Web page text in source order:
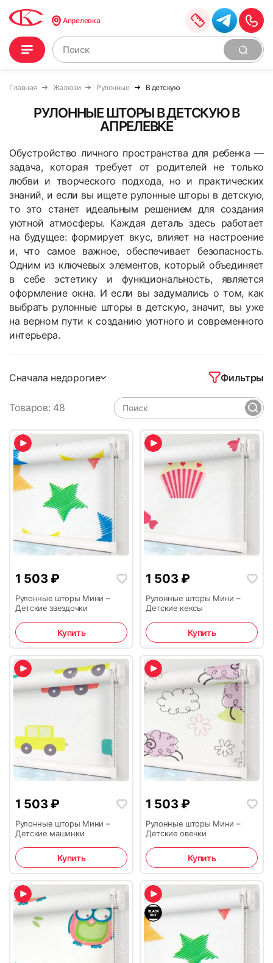
Апрелевка
Главная Жалюзи Рулонные В детскую
РУЛОННЫЕ ШТОРЫ В ДЕТСКУЮ В
АПРЕЛЕВКЕ
Обустройство личного пространства для ребенка —
задача, которая требует от родителей не только
любви и творческого подхода, но и практических
знаний, и если вы ищете рулонные шторы в детскую,
то это станет идеальным решением для создания
уютной атмосферы. Каждая деталь здесь работает
на будущее: формирует вкус, влияет на настроение
и, что самое важное, обеспечивает безопасность.
Одним из ключевых элементов, который объединяет
в себе эстетику и функциональность, является
оформление окна. И если вы задумались о том, как
выбрать рулонные шторы в детскую, значит, вы уже
на верном пути к созданию уютного и современного
интерьера.
Сначала недорогие Фильтры
Товаров: 48
1 503 ₽
Рулонные шторы Мини –
Детские звездочки
Купить
1 503 ₽
Рулонные шторы Мини –
Детские кексы
Купить
1 503 ₽
Рулонные шторы Мини –
Детские машинки
Купить
1 503 ₽
Рулонные шторы Мини –
Детские овечки
Купить